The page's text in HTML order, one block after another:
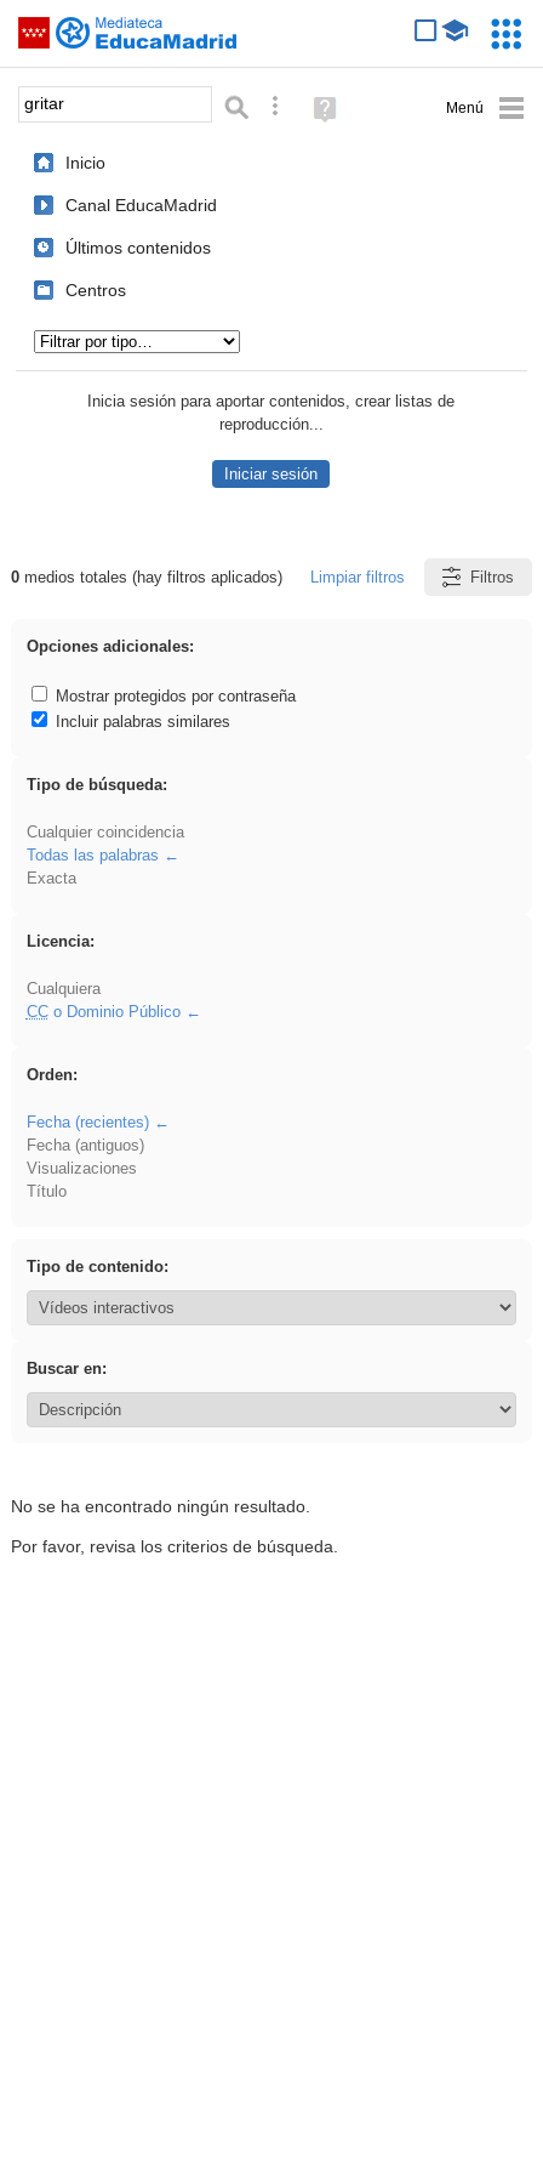
Saltar navegación
Palabra o frase: Búsqueda avanzada
Ayuda
(en
Inicio
Canal EducaMadrid
Últimos contenidos
Centros
Inicia sesión para aportar contenidos, crear listas de
reproducción...
Iniciar sesión
Resultados de: gritar
0medios totales (hay filtros aplicados) Limpiar filtros Filtros
Opciones adicionales:
Mostrar protegidos por contraseña
Incluir palabras similares
Tipo de búsqueda:
Cualquier coincidencia
Todas las palabras
Exacta
Licencia:
Cualquiera
CCo Dominio Público
Orden:
Fecha (recientes)
Fecha (antiguos)
Visualizaciones
Título
Tipo de contenido:
Buscar en:
No se ha encontrado ningún resultado.
Por favor, revisa los criterios de búsqueda.